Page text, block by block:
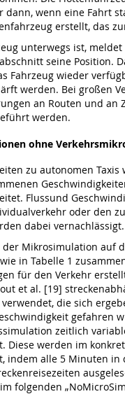
dann, wenn eine Fahrt
erstellt, das
unterwegs ist,
seine Position.
Fahrzeug wieder
werden. Bei großen
an Routen und an
werden.
ohne
zu autonomen Taxis
Flussund
oder den
dabei vernachlässigt.
Mikrosimulation auf
in Tabelle 1
für den Verkehr
et al. [19]
die sich
gefahren
zeitlich
Diese werden im
indem alle 5 Minuten in
folgenden